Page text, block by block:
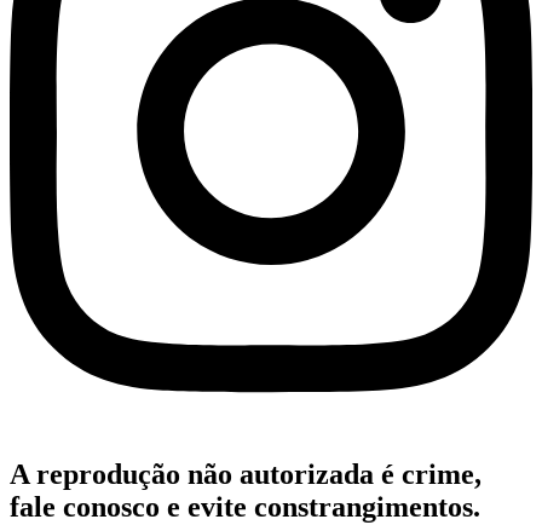
A reprodução não autorizada é crime,
fale conosco e evite constrangimentos.